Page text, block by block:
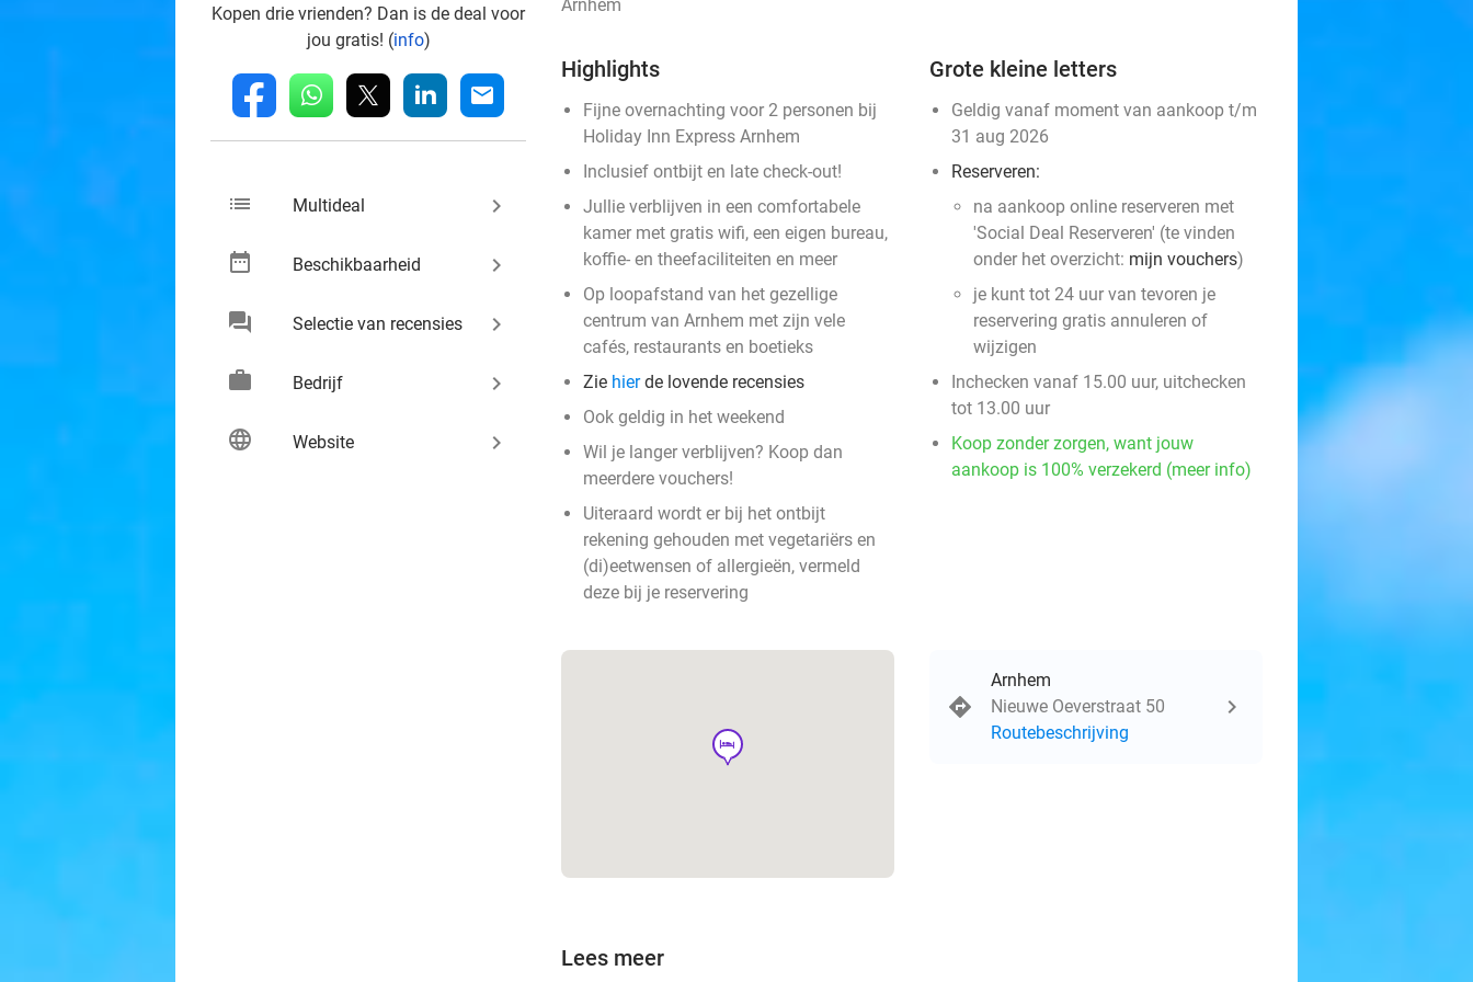
Kopen drie vrienden? Dan is de deal voor
jou gratis! (info)
fb whatsapp linkedin mail
list Multideal keyboard_arrow_right
date_range Beschikbaarheid keyboard_arrow_right
chat Selectie van recensies keyboard_arrow_right
work Bedrijf keyboard_arrow_right
language Website keyboard_arrow_right
Arnhem
Highlights
Fijne overnachting voor 2 personen bij
Holiday Inn Express Arnhem
Inclusief ontbijt en late check-out!
Jullie verblijven in een comfortabele
kamer met gratis wifi, een eigen bureau,
koffie- en theefaciliteiten en meer
Op loopafstand van het gezellige
centrum van Arnhem met zijn vele
cafés, restaurants en boetieks
Zie hierde lovende recensies
Ook geldig in het weekend
Wil je langer verblijven? Koop dan
meerdere vouchers!
Uiteraard wordt er bij het ontbijt
rekening gehouden met vegetariërs en
(di)eetwensen of allergieën, vermeld
deze bij je reservering
Grote kleine letters
Geldig vanaf moment van aankoop t/m
31 aug 2026
Reserveren:
na aankoop online reserveren met
'Social Deal Reserveren' (te vinden
onder het overzicht: mijn vouchers)
je kunt tot 24 uur van tevoren je
reservering gratis annuleren of
wijzigen
Inchecken vanaf 15.00 uur, uitchecken
tot 13.00 uur
Koop zonder zorgen, want jouw
aankoop is 100% verzekerd (meer info)
hotel
Arnhem
Nieuwe Oeverstraat 50
Routebeschrijving
Lees meer